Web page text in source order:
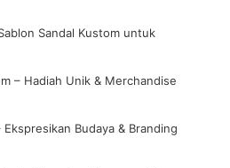
Sandal Kustom untuk
– Hadiah Unik & Merchandise
Budaya & Branding